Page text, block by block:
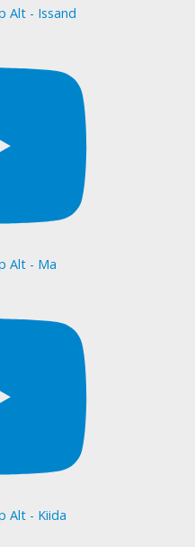
Alt - Issand
Alt - Ma
Alt - Kiida